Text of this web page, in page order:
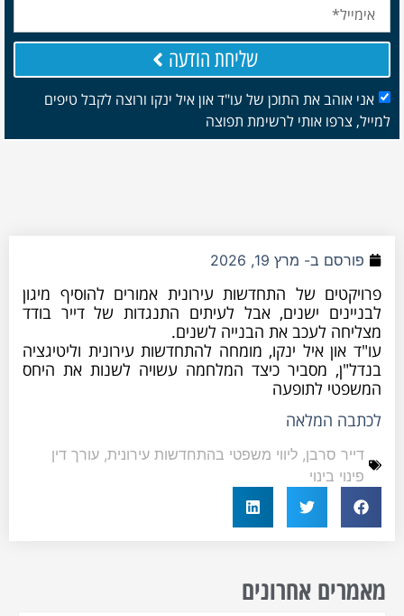
אני אוהב את התוכן של עו"ד און איל ינקו ורוצה לקבל טיפים
למייל, צרפו אותי לרשימת תפוצה
שליחת הודעה
פורסם ב- מרץ 19, 2026
פרויקטים של התחדשות עירונית אמורים להוסיף מיגון
לבניינים ישנים, אבל לעיתים התנגדות של דייר בודד
מצליחה לעכב את הבנייה לשנים.
עו"ד און איל ינקו, מומחה להתחדשות עירונית וליטיגציה
בנדל"ן, מסביר כיצד המלחמה עשויה לשנות את היחס
המשפטי לתופעה
לכתבה המלאה
דייר סרבן, ליווי משפטי בהתחדשות עירונית, עורך דין
פינוי בינוי
מאמרים אחרונים